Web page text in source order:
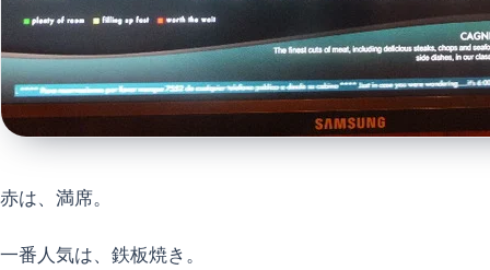
赤は、満席。
一番人気は、鉄板焼き。